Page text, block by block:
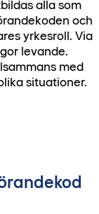
alla som
och
yrkesroll. Via
levande.
med
situationer.